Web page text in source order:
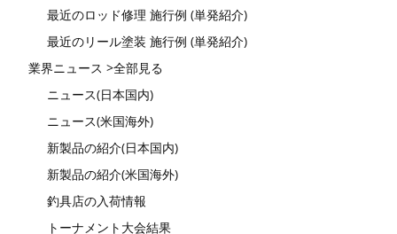
最近のロッド修理 施行例 (単発紹介)
最近のリール塗装 施行例 (単発紹介)
業界ニュース >全部見る
ニュース(日本国内)
ニュース(米国海外)
新製品の紹介(日本国内)
新製品の紹介(米国海外)
釣具店の入荷情報
トーナメント大会結果